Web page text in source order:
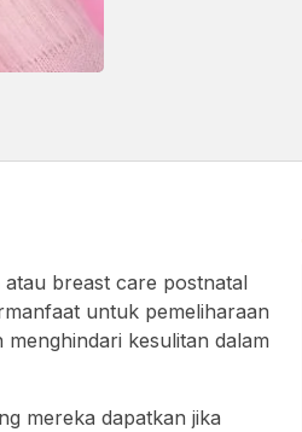
breast care postnatal
untuk pemeliharaan
kesulitan dalam
mereka dapatkan jika